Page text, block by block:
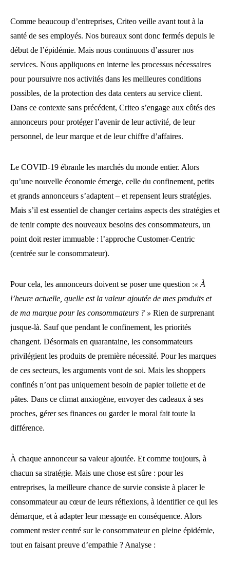
Comme beaucoup d’entreprises, Criteo veille avant tout à la
santé de ses employés. Nos bureaux sont donc fermés depuis le
début de l’épidémie. Mais nous continuons d’assurer nos
services. Nous appliquons en interne les processus nécessaires
pour poursuivre nos activités dans les meilleures conditions
possibles, de la protection des data centers au service client.
Dans ce contexte sans précédent, Criteo s’engage aux côtés des
annonceurs pour protéger l’avenir de leur activité, de leur
personnel, de leur marque et de leur chiffre d’affaires.
Le COVID-19 ébranle les marchés du monde entier. Alors
qu’une nouvelle économie émerge, celle du confinement, petits
et grands annonceurs s’adaptent – et repensent leurs stratégies.
Mais s’il est essentiel de changer certains aspects des stratégies et
de tenir compte des nouveaux besoins des consommateurs, un
point doit rester immuable : l’approche Customer-Centric
(centrée sur le consommateur).
Pour cela, les annonceurs doivent se poser une question :« À
l’heure actuelle, quelle est la valeur ajoutée de mes produits et
de ma marque pour les consommateurs ? » Rien de surprenant
jusque-là. Sauf que pendant le confinement, les priorités
changent. Désormais en quarantaine, les consommateurs
privilégient les produits de première nécessité. Pour les marques
de ces secteurs, les arguments vont de soi. Mais les shoppers
confinés n’ont pas uniquement besoin de papier toilette et de
pâtes. Dans ce climat anxiogène, envoyer des cadeaux à ses
proches, gérer ses finances ou garder le moral fait toute la
différence.
À chaque annonceur sa valeur ajoutée. Et comme toujours, à
chacun sa stratégie. Mais une chose est sûre : pour les
entreprises, la meilleure chance de survie consiste à placer le
consommateur au cœur de leurs réflexions, à identifier ce qui les
démarque, et à adapter leur message en conséquence. Alors
comment rester centré sur le consommateur en pleine épidémie,
tout en faisant preuve d’empathie ? Analyse :